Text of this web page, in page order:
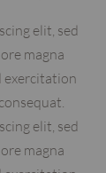
elit, sed
magna
exercitation
elit, sed
magna